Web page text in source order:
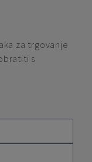
za trgovanje
s